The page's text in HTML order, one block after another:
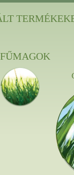
FŰMAGOK